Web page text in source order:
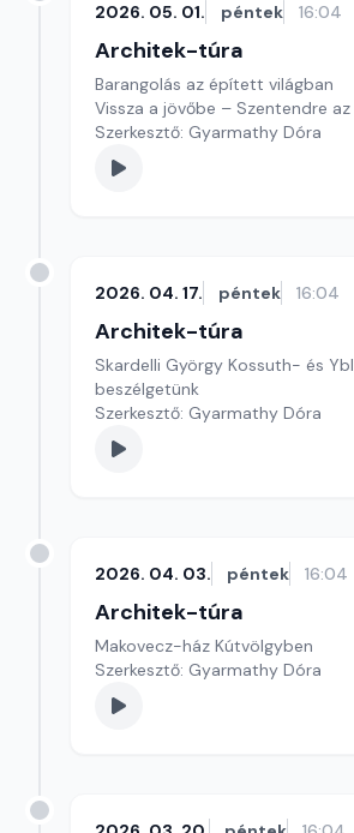
2026. 05. 01. péntek 16:04
Architek-túra
Barangolás az épített világban
Vissza a jövőbe – Szentendre
Szerkesztő: Gyarmathy Dóra
2026. 04. 17. péntek 16:04
Architek-túra
Skardelli György Kossuth- és
beszélgetünk
Szerkesztő: Gyarmathy Dóra
2026. 04. 03. péntek 16:04
Architek-túra
Makovecz-ház Kútvölgyben
Szerkesztő: Gyarmathy Dóra